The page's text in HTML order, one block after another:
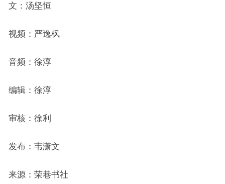
文：汤坚恒
视频：严逸枫
音频：徐淳
编辑：徐淳
审核：徐利
发布：韦潇文
来源：荣巷书社